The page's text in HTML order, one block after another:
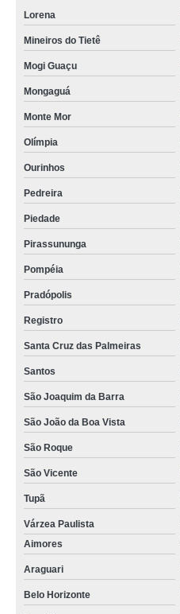
Lorena
Mineiros do Tietê
Mogi Guaçu
Mongaguá
Monte Mor
Olímpia
Ourinhos
Pedreira
Piedade
Pirassununga
Pompéia
Pradópolis
Registro
Santa Cruz das Palmeiras
Santos
São Joaquim da Barra
São João da Boa Vista
São Roque
São Vicente
Tupã
Várzea Paulista
Aimores
Araguari
Belo Horizonte